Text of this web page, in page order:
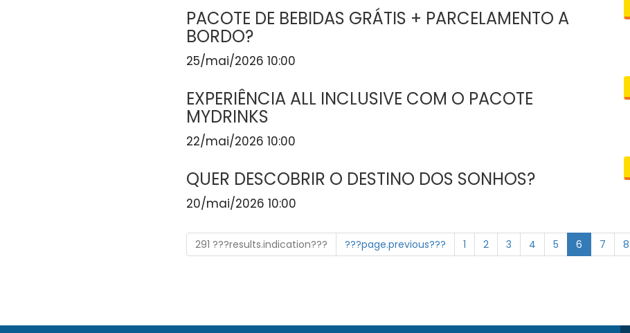
PACOTE DE BEBIDAS GRÁTIS + PARCELAMENTO A
BORDO?
25/mai/2026 10:00
EXPERIÊNCIA ALL INCLUSIVE COM O PACOTE
MYDRINKS
22/mai/2026 10:00
QUER DESCOBRIR O DESTINO DOS SONHOS?
20/mai/2026 10:00
291 ???results.indication??? ???page.previous??? 1 2 3 4 5 6 7 8